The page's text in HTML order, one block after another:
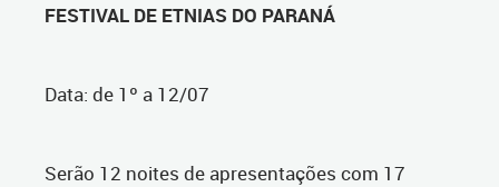
FESTIVAL DE ETNIAS DO PARANÁ
Data: de 1º a 12/07
Serão 12 noites de apresentações com 17